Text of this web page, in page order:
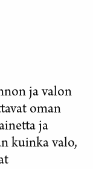
ja valon
oman
ja
kuinka valo,